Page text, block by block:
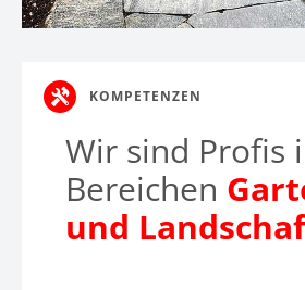
KOMPETENZEN
Wir sind Profis
Bereichen
und